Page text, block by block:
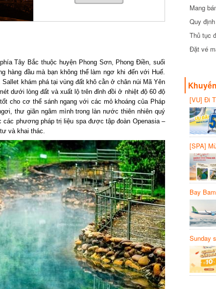
Tây Bắc thuộc huyện Phong Sơn, Phong Điền, suối
hàng đầu mà bạn không thể làm ngơ khi đến với Huế.
khám phá tại vùng đất khô cằn ở chân núi Mã Yên
dưới lòng đất và xuất lộ trên đỉnh đồi ở nhiệt độ 60 độ
cho cơ thể sánh ngang với các mỏ khoáng của Pháp
thư giãn ngâm mình trong làn nước thiên nhiên quý
phương pháp trị liệu spa được tập đoàn Openasia –
và khai thác.
Mang
Quy
Thủ tục
Đặt vé
[VU] Đi
giảm
[SPA]
20%
Bay
Sunday